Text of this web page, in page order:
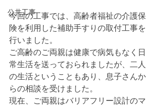
公共工事
今回の工事では、高齢者福祉の介護保
険を利用した補助手すりの取付工事を
行いました。
ご高齢のご両親は健康で病気もなく日
常生活を送っておられましたが、二人
の生活ということもあり、息子さんか
らの相談を受けました。
現在、ご両親はバリアフリー設計のマ